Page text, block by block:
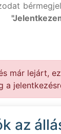
már lejárt,
a
az